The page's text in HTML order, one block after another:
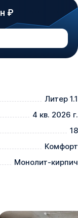
₽
Литер 1.1
4 кв. 2026 г.
18
Комфорт
Монолит-кирпич